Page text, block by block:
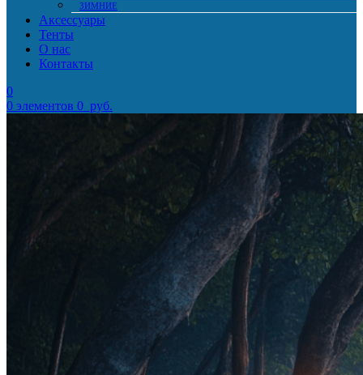
ЗИМНИЕ
Аксессуары
Тенты
О нас
Контакты
0
0 элементов 0 руб.